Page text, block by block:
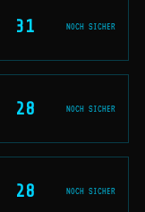
31 NOCH SICHER
28 NOCH SICHER
28 NOCH SICHER